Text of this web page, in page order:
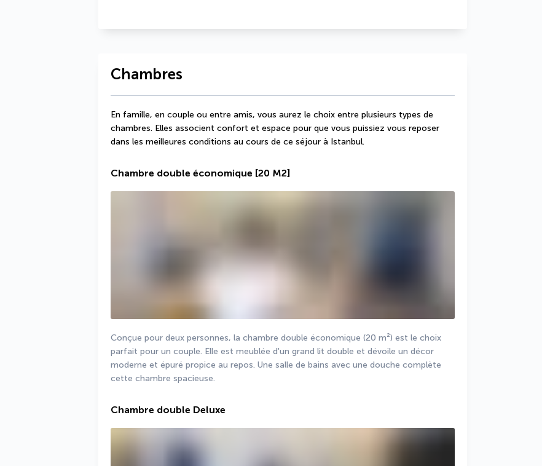
Chambres
En famille, en couple ou entre amis, vous aurez le choix entre plusieurs types de
chambres. Elles associent confort et espace pour que vous puissiez vous reposer
dans les meilleures conditions au cours de ce séjour à Istanbul.
Chambre double économique [20 M2]
Conçue pour deux personnes, la chambre double économique (20 m²) est le choix
parfait pour un couple. Elle est meublée d'un grand lit double et dévoile un décor
moderne et épuré propice au repos. Une salle de bains avec une douche complète
cette chambre spacieuse.
Chambre double Deluxe